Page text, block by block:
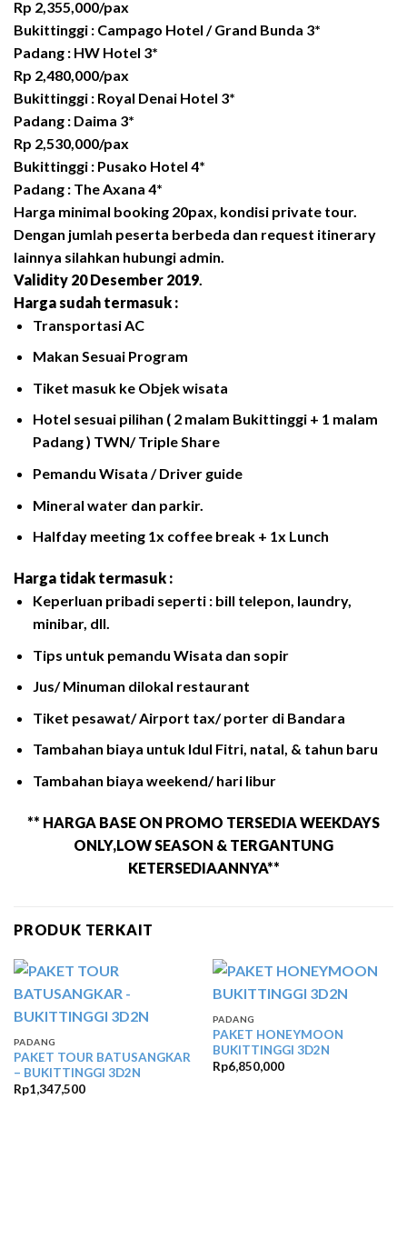
Rp 2,355,000/pax
Bukittinggi : Campago Hotel / Grand Bunda 3*
Padang : HW Hotel 3*
Rp 2,480,000/pax
Bukittinggi : Royal Denai Hotel 3*
Padang : Daima 3*
Rp 2,530,000/pax
Bukittinggi : Pusako Hotel 4*
Padang : The Axana 4*
Harga minimal booking 20pax, kondisi private tour.
Dengan jumlah peserta berbeda dan request itinerary
lainnya silahkan hubungi admin.
Validity 20 Desember 2019
Harga sudah termasuk :
Transportasi AC
Makan Sesuai Program
Tiket masuk ke Objek wisata
Hotel sesuai pilihan ( 2 malam Bukittinggi + 1 malam
Padang ) TWN/ Triple Share
Pemandu Wisata / Driver guide
Mineral water dan parkir.
Halfday meeting 1x coffee break + 1x Lunch
Harga tidak termasuk :
Keperluan pribadi seperti : bill telepon, laundry,
minibar, dll.
Tips untuk pemandu Wisata dan sopir
Jus/ Minuman dilokal restaurant
Tiket pesawat/ Airport tax/ porter di Bandara
Tambahan biaya untuk Idul Fitri, natal, & tahun baru
Tambahan biaya weekend/ hari libur
** HARGA BASE ON PROMO TERSEDIA WEEKDAYS
ONLY,LOW SEASON & TERGANTUNG
KETERSEDIAANNYA**
PRODUK TERKAIT
PADANG
PAKET TOUR BATUSANGKAR
– BUKITTINGGI 3D2N
Rp1,347,500
PADANG
PAKET HONEYMOON
BUKITTINGGI 3D2N
Rp6,850,000